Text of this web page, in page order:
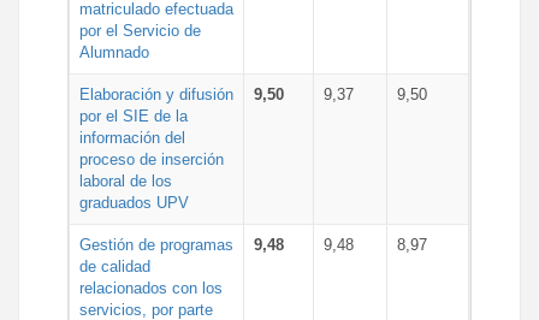
matriculado efectuada
por el Servicio de
Alumnado
Elaboración y difusión
por el SIE de la
información del
proceso de inserción
laboral de los
graduados UPV
9,50 9,37 9,50
Gestión de programas
de calidad
relacionados con los
servicios, por parte
9,48 9,48 8,97